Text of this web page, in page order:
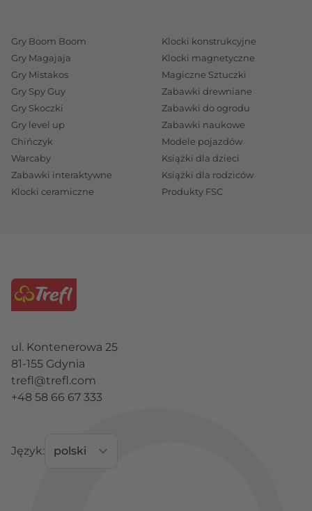
Gry Boom Boom
Gry Magajaja
Gry Mistakos
Gry Spy Guy
Gry Skoczki
Gry level up
Chińczyk
Warcaby
Zabawki interaktywne
Klocki ceramiczne
Klocki konstrukcyjne
Klocki magnetyczne
Magiczne Sztuczki
Zabawki drewniane
Zabawki do ogrodu
Zabawki naukowe
Modele pojazdów
Książki dla dzieci
Książki dla rodziców
Produkty FSC
ul. Kontenerowa 25
81-155 Gdynia
trefl@trefl.com
+48 58 66 67 333
Język: